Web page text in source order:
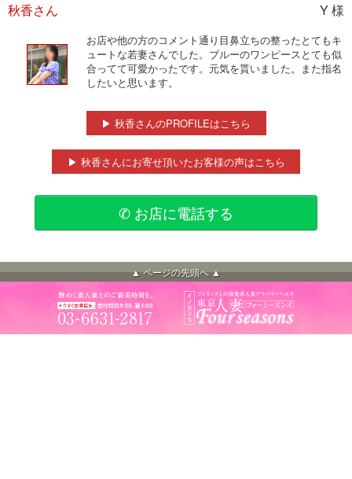
秋香さん Y 様
お店や他の方のコメント通り目鼻立ちの整ったとてもキ
ュートな若妻さんでした。ブルーのワンピースとても似
合ってて可愛かったです。元気を貰いました。また指名
したいと思います。
▶ 秋香さんのPROFILEはこちら
▶ 秋香さんにお寄せ頂いたお客様の声はこちら
✆ お店に電話する
▲ ページの先頭へ ▲